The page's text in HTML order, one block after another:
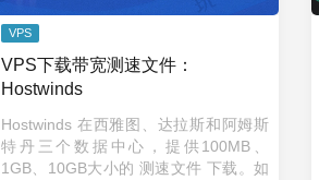
VPS
VPS下载带宽测速文件：
Hostwinds
Hostwinds 在西雅图、达拉斯和阿姆斯
特丹三个数据中心，提供100MB、
1GB、10GB大小的 测速文件 下载。如